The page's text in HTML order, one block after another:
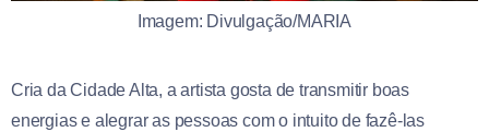
Imagem: Divulgação/MARIA
Cria da Cidade Alta, a artista gosta de transmitir boas
energias e alegrar as pessoas com o intuito de fazê-las